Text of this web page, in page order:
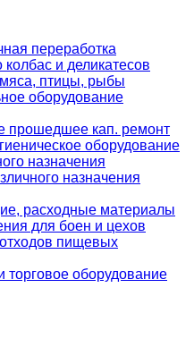
переработка
колбас и деликатесов
птицы, рыбы
оборудование
прошедшее кап. ремонт
оборудование
назначения
назначения
расходные материалы
для боен и цехов
пищевых
торговое оборудование